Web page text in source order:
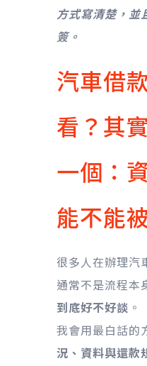
方式寫清楚，並
簽。
汽車借
看？其
一個：
能不能
很多人在辦理汽
通常不是流程本
到底好不好談 。
我會用最白話的
況、資料與還款